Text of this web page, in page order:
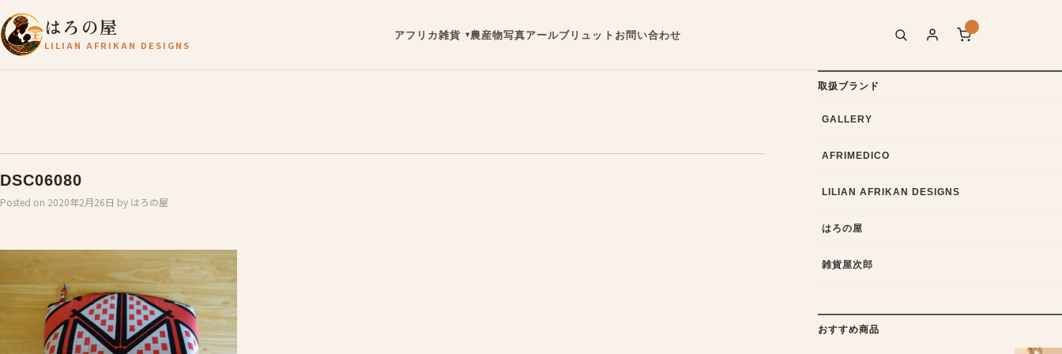
はろの屋
LILIAN AFRIKAN DESIGNS
アフリカ雑貨 農産物写真アールブリュット お問い合わせ
DSC06080
Posted on 2020年2月26日 by はろの屋
取扱ブランド
GALLERY
AFRIMEDICO
LILIAN AFRIKAN DESIGNS
はろの屋
雑貨屋次郎
おすすめ商品